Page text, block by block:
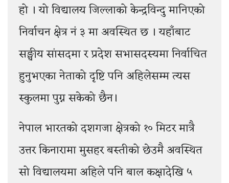
हो । यो विद्यालय जिल्लाको केन्द्रविन्दु मानिएको
निर्वाचन क्षेत्र नं ३ मा अवस्थित छ । यहाँबाट
सङ्घीय सांसदमा र प्रदेश सभासदस्यमा निर्वाचित
हुनुभएका नेताको दृष्टि पनि अहिलेसम्म त्यस
स्कुलमा पुग्न सकेको छैन।
नेपाल भारतको दशगजा क्षेत्रको १० मिटर मात्रै
उत्तर किनारामा मुसहर बस्तीको छेउमै अवस्थित
सो विद्यालयमा अहिले पनि बाल कक्षादेखि ५